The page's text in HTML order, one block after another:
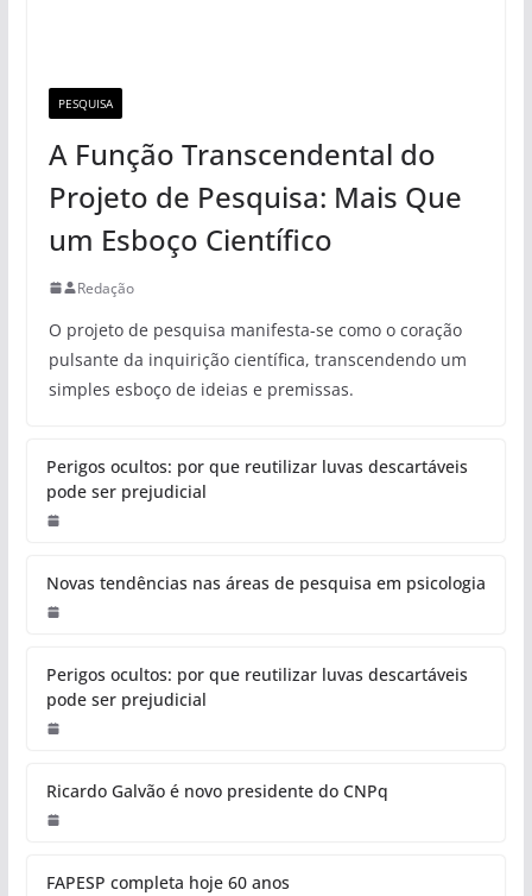
PESQUISA
A Função Transcendental do
Projeto de Pesquisa: Mais Que
um Esboço Científico
Redação
O projeto de pesquisa manifesta-se como o coração
pulsante da inquirição científica, transcendendo um
simples esboço de ideias e premissas.
Perigos ocultos: por que reutilizar luvas descartáveis
pode ser prejudicial
Novas tendências nas áreas de pesquisa em psicologia
Perigos ocultos: por que reutilizar luvas descartáveis
pode ser prejudicial
Ricardo Galvão é novo presidente do CNPq
FAPESP completa hoje 60 anos